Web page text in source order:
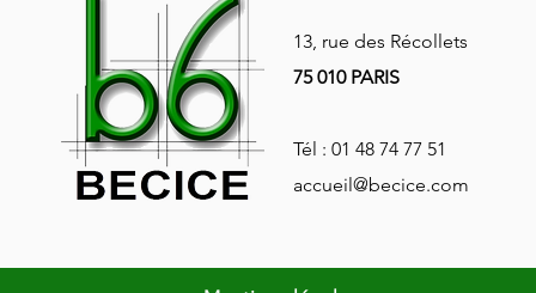
13, rue des Récollets
75 010 PARIS
Tél : 01 48 74 77 51
accueil@becice.com